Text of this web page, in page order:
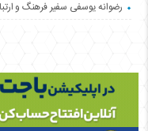
رضوانه یوسفی سفیر فرهنگ و